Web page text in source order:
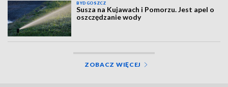
BYDGOSZCZ
Susza na Kujawach i Pomorzu. Jest apel o
oszczędzanie wody
ZOBACZ WIĘCEJ